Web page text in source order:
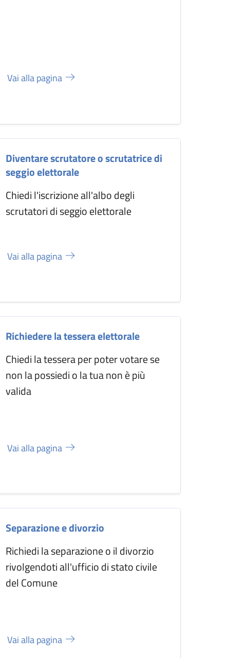
Vai alla pagina
Diventare scrutatore o scrutatrice di
seggio elettorale
Chiedi l'iscrizione all'albo degli
scrutatori di seggio elettorale
Vai alla pagina
Richiedere la tessera elettorale
Chiedi la tessera per poter votare se
non la possiedi o la tua non è più
valida
Vai alla pagina
Separazione e divorzio
Richiedi la separazione o il divorzio
rivolgendoti all'ufficio di stato civile
del Comune
Vai alla pagina